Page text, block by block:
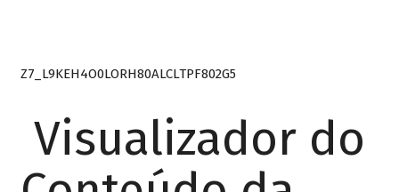
Z7_L9KEH4O0LORH80ALCLTPF802G5
Visualizador do